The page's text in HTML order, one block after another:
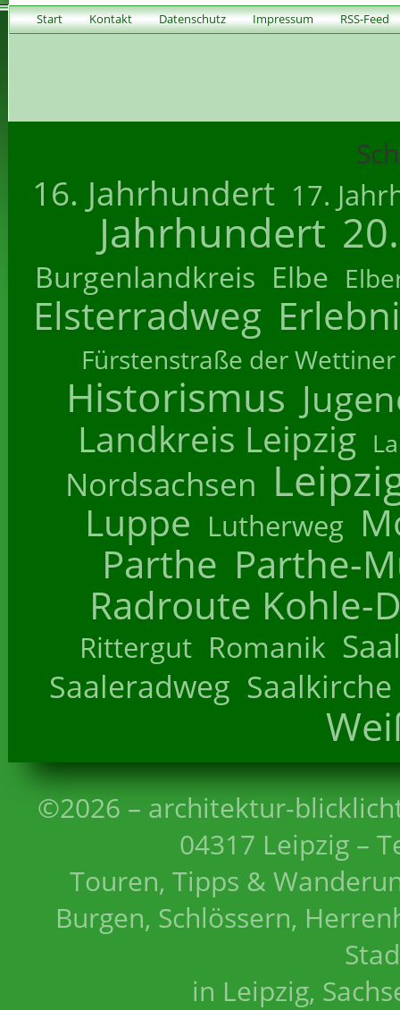
Start Kontakt Datenschutz Impressum RSS-Feed
16. Jahrhundert 17.
Jahrhundert
Burgenlandkreis Elbe
Elsterradweg
Fürstenstraße der Wettiner
Historismus
Landkreis Leipzig
Nordsachsen
Luppe Lutherweg
Parthe Parthe-
Radroute Kohle-
Rittergut Romanik
Saaleradweg Saalkirche
©2026 – architektur-
04317 Leipzig –
Touren, Tipps &
Burgen, Schlössern,
in Leipzig,